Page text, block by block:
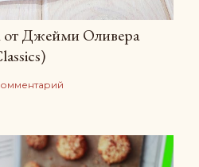
от Джейми Оливера